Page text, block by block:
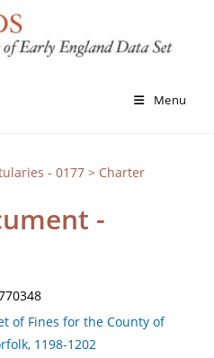
Menu
- 0177> Charter
-
of Fines for the County of
1198-1202